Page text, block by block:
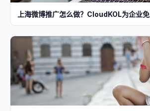
上海微博推广怎么做？CloudKOL为企业